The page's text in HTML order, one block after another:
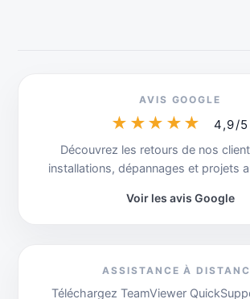
AVIS GOOGLE
★★★★★ 4,9/5
Découvrez les retours de nos
installations, dépannages et projets
Voir les avis Google
ASSISTANCE À
Téléchargez TeamViewer